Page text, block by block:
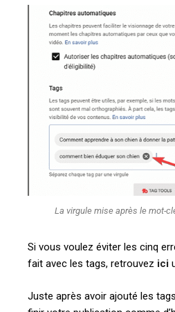
La virgule mise après le mot-
Si vous voulez éviter les cinq
fait avec les tags, retrouvez ici
Juste après avoir ajouté les